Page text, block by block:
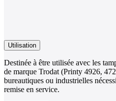
Utilisation
Destinée à être utilisée avec les
de marque Trodat (Printy 4926,
bureautiques ou industrielles
remise en service.